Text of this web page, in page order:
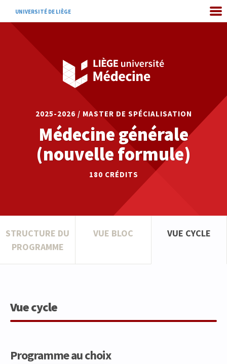
UNIVERSITÉ DE LIÈGE
2025-2026 / MASTER DE SPÉCIALISATION
Médecine générale
(nouvelle formule)
180 CRÉDITS
STRUCTURE DU
PROGRAMME
VUE BLOC VUE CYCLE
Vue cycle
Programme au choix